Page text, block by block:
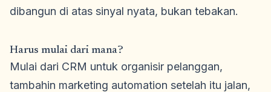
dibangun di atas sinyal nyata, bukan tebakan.
Harus mulai dari mana?
Mulai dari CRM untuk organisir pelanggan,
tambahin marketing automation setelah itu jalan,